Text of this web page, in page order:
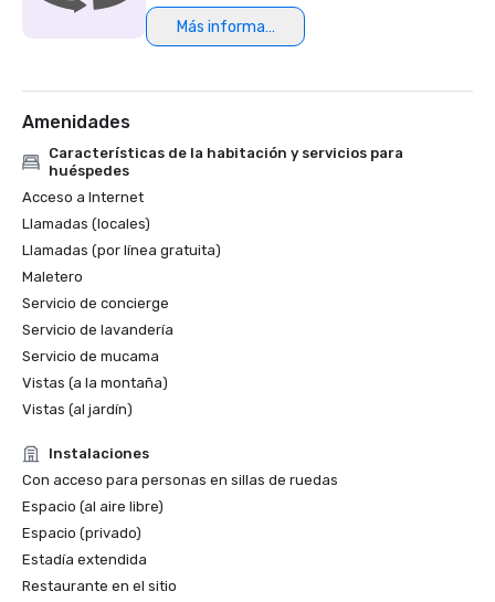
Premios Platinum Choice 2016 y 2017: Reuniones
Más información
Amenidades
Características de la habitación y servicios para
huéspedes
Acceso a Internet
Llamadas (locales)
Llamadas (por línea gratuita)
Maletero
Servicio de concierge
Servicio de lavandería
Servicio de mucama
Vistas (a la montaña)
Vistas (al jardín)
Instalaciones
Con acceso para personas en sillas de ruedas
Espacio (al aire libre)
Espacio (privado)
Estadía extendida
Restaurante en el sitio